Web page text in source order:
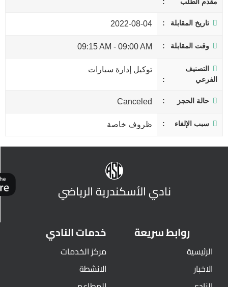
تاريخ المقابلة 2022-08-04
وقت المقابلة 09:00 AM
-
09:15 AM
التصنيف
الفرعي
توكيل إدارة سيارات
حالة الحجز Canceled
سبب الإلغاء ظروف خاصة
نادي الأسكندرية الرياضي
روابط سريعة
الرئيسية
الاخبار
خدمات النادي
مركز الخدمات
الانشطة